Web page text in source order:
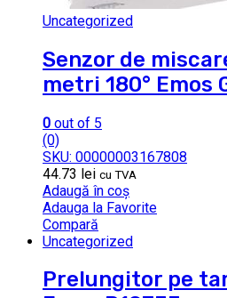
Uncategorized
Senzor de
metri 180° Emos
0 out of 5
(0)
SKU: 00000003167808
44.73 lei cu TVA
Adaugă în coș
Adauga la Favorite
Compară
Uncategorized
Prelungitor pe